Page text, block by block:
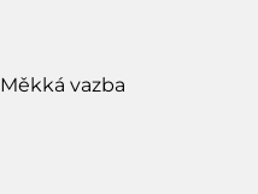
Měkká vazba